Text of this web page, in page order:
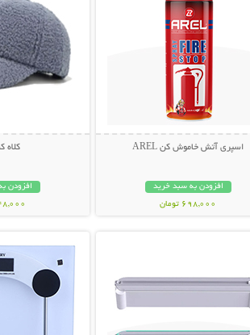
اسپری آتش خاموش کن AREL
افزودن به سبد خرید
698,000 تومان
کلاه
افزودن
348,000